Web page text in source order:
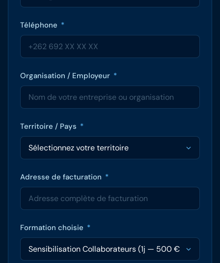
Téléphone *
Organisation / Employeur *
Territoire / Pays *
Adresse de facturation *
Formation choisie *